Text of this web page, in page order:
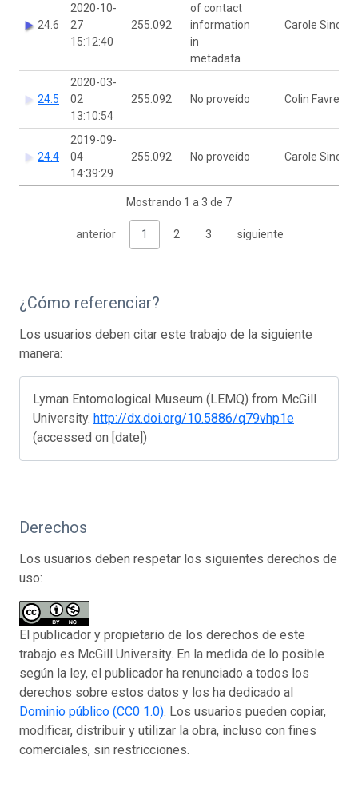
24.6
2020-10-
27
15:12:40
255.092
of contact
information
in
metadata
Carole Sinou
24.5
2020-03-
02
13:10:54
255.092 No proveído Colin Favret
24.4
2019-09-
04
14:39:29
255.092 No proveído Carole Sinou
Mostrando 1 a 3 de 7
anterior 1 2 3 siguiente
¿Cómo referenciar?
Los usuarios deben citar este trabajo de la siguiente
manera:
Lyman Entomological Museum (LEMQ) from McGill
University. http://dx.doi.org/10.5886/q79vhp1e
(accessed on [date])
Derechos
Los usuarios deben respetar los siguientes derechos de
uso:
El publicador y propietario de los derechos de este
trabajo es McGill University. En la medida de lo posible
según la ley, el publicador ha renunciado a todos los
derechos sobre estos datos y los ha dedicado al
Dominio público (CC0 1.0). Los usuarios pueden copiar,
modificar, distribuir y utilizar la obra, incluso con fines
comerciales, sin restricciones.